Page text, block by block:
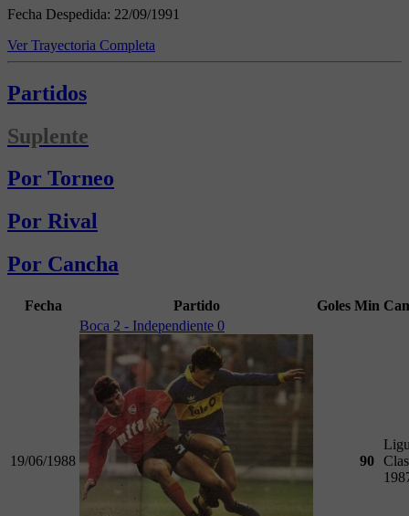
Fecha Despedida: 22/09/1991
Ver Trayectoria Completa
Partidos
Suplente
Por Torneo
Por Rival
Por Cancha
Fecha Partido Goles Min
19/06/1988
Boca 2 - Independiente 0
90